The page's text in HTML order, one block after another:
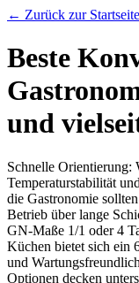
← Zurück zur Startseite
Beste
und
Schnelle Orientierung:
Temperaturstabilität
die Gastronomie
Betrieb über lange
GN‑Maße 1/1 oder 4
Küchen bietet sich ein
und
Optionen decken